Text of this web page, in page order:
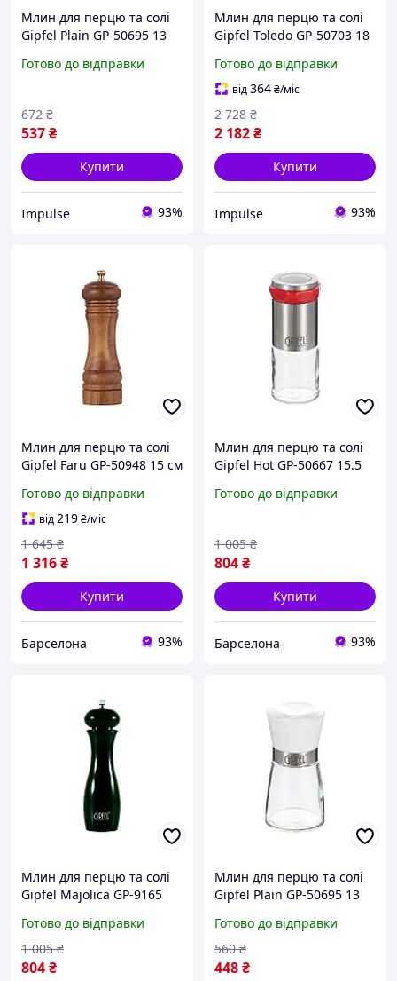
Млин для перцю та солі
Gipfel Plain GP-50695 13
Готово до відправки
537₴
672 ₴
Купити
Impulse 93%
Млин для перцю та солі
Gipfel Toledo GP-50703 18
Готово до відправки
від364₴/міс
2 182₴
2 728 ₴
Купити
Impulse 93%
Млин для перцю та солі
Gipfel Faru GP-50948 15 см
Готово до відправки
від219₴/міс
1 316₴
1 645 ₴
Купити
Барселона 93%
Млин для перцю та солі
Gipfel Hot GP-50667 15.5
Готово до відправки
804₴
1 005 ₴
Купити
Барселона 93%
Млин для перцю та солі
Gipfel Majolica GP-9165
Готово до відправки
804₴
1 005 ₴
Млин для перцю та солі
Gipfel Plain GP-50695 13
Готово до відправки
448₴
560 ₴